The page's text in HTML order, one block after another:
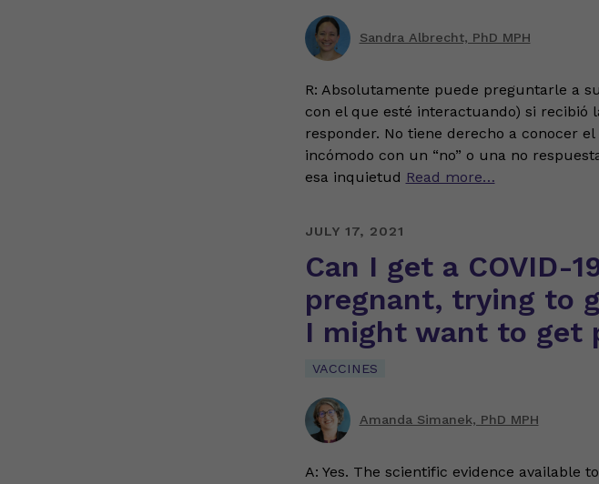
Sandra Albrecht, PhD MPH
R: Absolutamente puede preguntarle a
con el que esté interactuando) si recibió
responder. No tiene derecho a conocer
incómodo con un “no” o una no
esa inquietud Read more…
JULY 17, 2021
Can I get a COVID-
pregnant, trying to
I might want to get
VACCINES
Amanda Simanek, PhD MPH
A: Yes. The scientific evidence available